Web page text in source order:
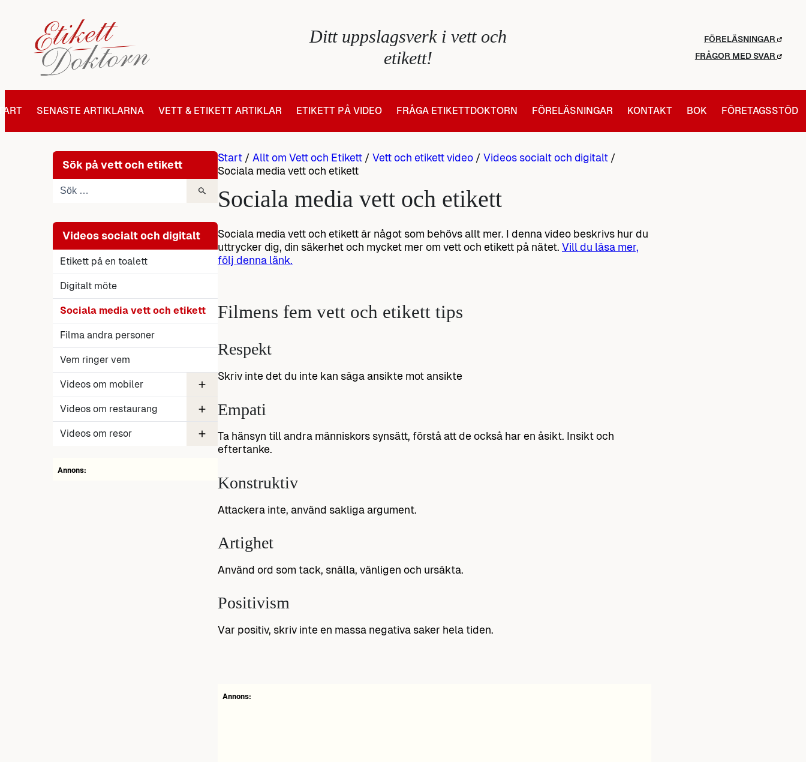
innehåll
Ditt uppslagsverk i vett och
etikett!
FÖRELÄSNINGAR
FRÅGOR MED SVAR
SENASTE ARTIKLARNA VETT & ETIKETT ARTIKLAR ETIKETT PÅ VIDEO FRÅGA ETIKETTDOKTORN FÖRELÄSNINGAR KONTAKT BOK FÖRETAGSSTÖD
Sök på vett och etikett
Videos socialt och digitalt
Etikett på en toalett
Digitalt möte
Sociala media vett och etikett
Filma andra personer
Vem ringer vem
Videos om mobiler
Mobilprat
Videos om restaurang
Dricks
Videos om resor
Annons:
Start / Allt om Vett och Etikett / Vett och etikett video / Videos socialt och digitalt /
Sociala media vett och etikett
Sociala media vett och etikett
Sociala media vett och etikett är något som behövs allt mer. I denna video beskrivs hur du
uttrycker dig, din säkerhet och mycket mer om vett och etikett på nätet. Vill du läsa mer,
följ denna länk.
Filmens fem vett och etikett tips
Respekt
Skriv inte det du inte kan säga ansikte mot ansikte
Empati
Ta hänsyn till andra människors synsätt, förstå att de också har en åsikt. Insikt och
eftertanke.
Konstruktiv
Attackera inte, använd sakliga argument.
Artighet
Använd ord som tack, snälla, vänligen och ursäkta.
Positivism
Var positiv, skriv inte en massa negativa saker hela tiden.
Annons: